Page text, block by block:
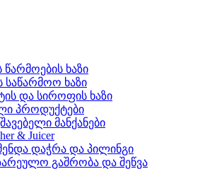
წარმოების ხაზი
საწარმოო ხაზი
და სიროფის ხაზი
პროდუქტები
მანქანები
& Juicer
დაჭრა და პილინგი
გაშრობა და შეწვა